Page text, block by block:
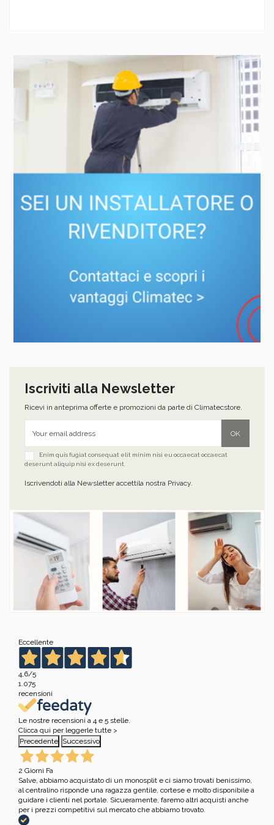
Iscriviti alla Newsletter
Ricevi in anteprima offerte e promozioni da parte di Climatecstore.
Enim quis fugiat consequat elit minim nisi eu occaecat occaecat
deserunt aliquip nisi ex deserunt.
Iscrivendoti alla Newsletter accettila nostra Privacy.
Eccellente
4,6/5
1.075
recensioni
Le nostre recensioni a 4 e 5 stelle.
Clicca qui per leggerle tutte >
Precedente Successivo
2 Giorni Fa
Salve, abbiamo acquistato di un monosplit e ci siamo trovati benissimo,
al centralino risponde una ragazza gentile, cortese e molto disponibile a
guidare i clienti nel portale. Sicueramente, faremo altri acquisti anche
per i prezzi competitivi sul mercato che abbiamo trovato.